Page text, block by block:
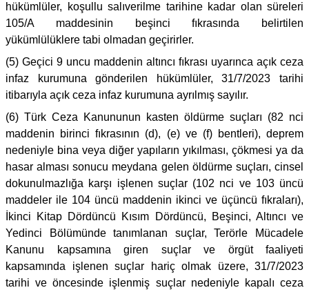
hükümlüler, koşullu salıverilme tarihine kadar olan süreleri
105/A maddesinin beşinci fıkrasında belirtilen
yükümlülüklere tabi olmadan geçirirler.
(5) Geçici 9 uncu maddenin altıncı fıkrası uyarınca açık ceza
infaz kurumuna gönderilen hükümlüler, 31/7/2023 tarihi
itibarıyla açık ceza infaz kurumuna ayrılmış sayılır.
(6) Türk Ceza Kanununun kasten öldürme suçları (82 nci
maddenin birinci fıkrasının (d), (e) ve (f) bentleri), deprem
nedeniyle bina veya diğer yapıların yıkılması, çökmesi ya da
hasar alması sonucu meydana gelen öldürme suçları, cinsel
dokunulmazlığa karşı işlenen suçlar (102 nci ve 103 üncü
maddeler ile 104 üncü maddenin ikinci ve üçüncü fıkraları),
İkinci Kitap Dördüncü Kısım Dördüncü, Beşinci, Altıncı ve
Yedinci Bölümünde tanımlanan suçlar, Terörle Mücadele
Kanunu kapsamına giren suçlar ve örgüt faaliyeti
kapsamında işlenen suçlar hariç olmak üzere, 31/7/2023
tarihi ve öncesinde işlenmiş suçlar nedeniyle kapalı ceza